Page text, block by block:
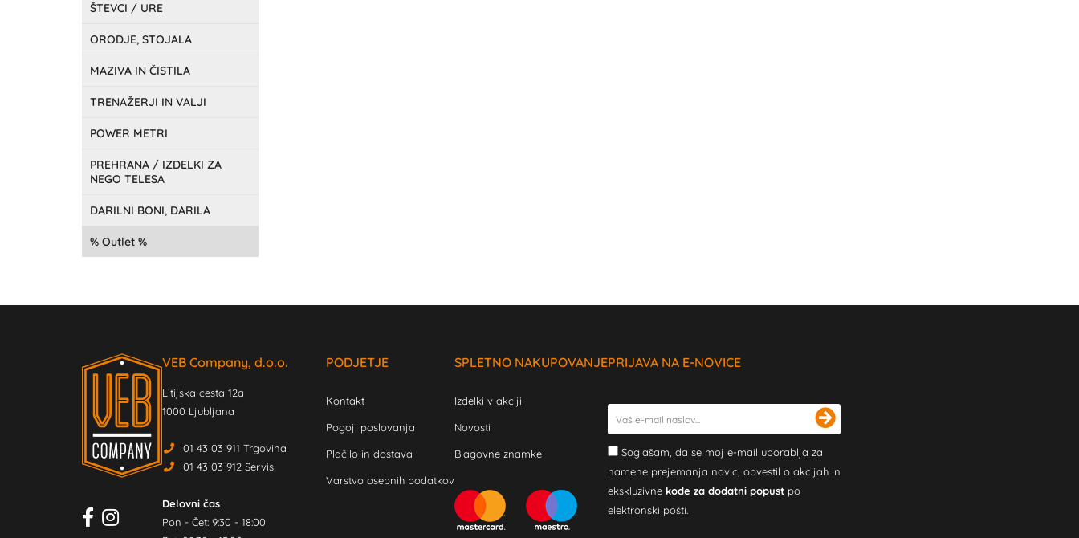
ŠTEVCI / URE
ORODJE, STOJALA
MAZIVA IN ČISTILA
TRENAŽERJI IN VALJI
POWER METRI
PREHRANA / IZDELKI ZA
NEGO TELESA
DARILNI BONI, DARILA
Outlet
VEB Company, d.o.o.
Litijska cesta 12a
1000 Ljubljana
01 43 03 911 Trgovina
01 43 03 912 Servis
Delovni čas
Pon - Čet: 9:30 - 18:00
PODJETJE
Kontakt
Pogoji poslovanja
Plačilo in dostava
Varstvo osebnih podatkov
SPLETNO NAKUPOVANJE
Izdelki v akciji
Novosti
Blagovne znamke
PRIJAVA NA E-NOVICE
Soglašam, da se moj e-mail uporablja za
namene prejemanja novic, obvestil o akcijah in
ekskluzivne kode za dodatni popust po
elektronski pošti.